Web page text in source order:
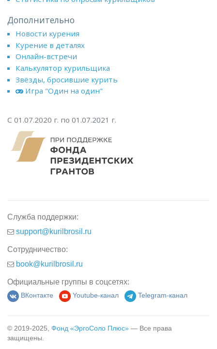
Дополнительно
Новости курения
Курение в деталях
Онлайн-встречи
Калькулятор курильщика
Звёзды, бросившие курить
Игра "Один на один"
С 01.07.2020 г. по 01.07.2021 г.
Служба поддержки:
support@kurilbrosil.ru
Сотрудничество:
book@kurilbrosil.ru
Официальные группы в соцсетях:
ВКонтакте Youtube-канал Telegram-канал
© 2019-2025, Фонд «ЭргоСоло Плюс» — Все права
защищены.